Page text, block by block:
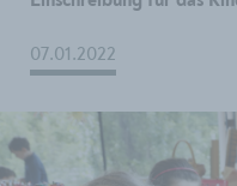
07.01.2022